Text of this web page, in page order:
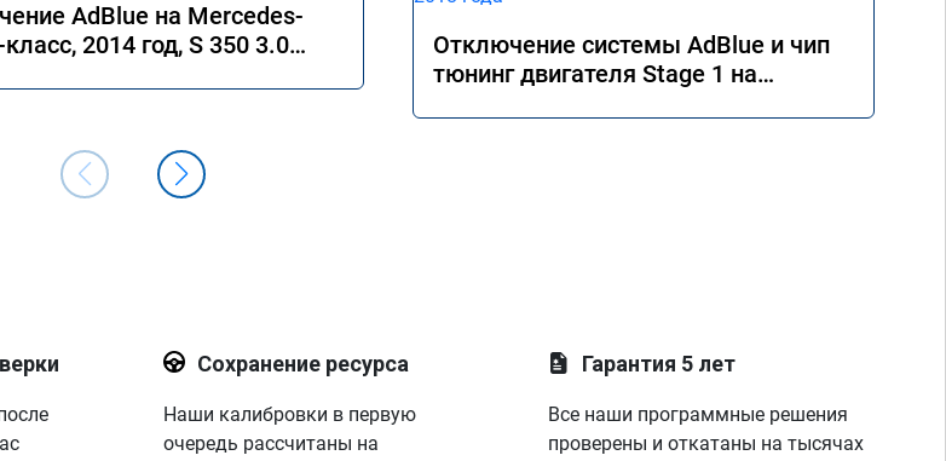
AdBlue на Mercedes-
2014 год, S 350 3.0
Отключение системы AdBlue и чип
тюнинг двигателя Stage 1 на
Сохранение ресурса
Наши калибровки в первую
очередь рассчитаны на
Гарантия 5 лет
Все наши программные решения
проверены и откатаны на тысячах